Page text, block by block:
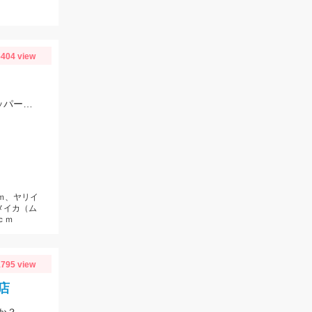
view
、ヤリイ
イカ（ム
ｍ
view